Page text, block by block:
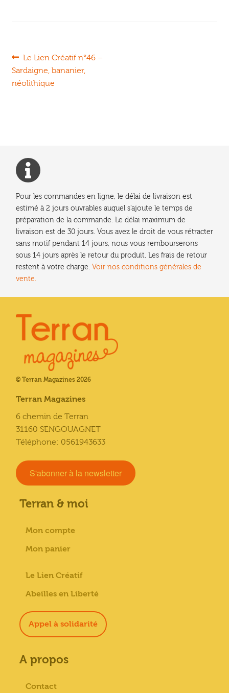
Navigation
de
Article
précédent :
Le Lien Créatif n°46 –
Sardaigne, bananier,
néolithique
Pour les commandes en ligne, le délai de livraison est
estimé à 2 jours ouvrables auquel s'ajoute le temps de
préparation de la commande. Le délai maximum de
livraison est de 30 jours. Vous avez le droit de vous rétracter
sans motif pendant 14 jours, nous vous rembourserons
sous 14 jours après le retour du produit. Les frais de retour
restent à votre charge. Voir nos conditions générales de
vente.
© Terran Magazines 2026
Terran Magazines
6 chemin de Terran
31160 SENGOUAGNET
Téléphone: 0561943633
S'abonner à la newsletter
Terran & moi
Mon compte
Mon panier
Le Lien Créatif
Abeilles en Liberté
Appel à solidarité
A propos
Contact